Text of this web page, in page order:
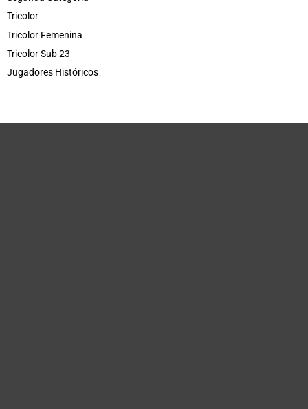
Tricolor
Tricolor Femenina
Tricolor Sub 23
Jugadores Históricos